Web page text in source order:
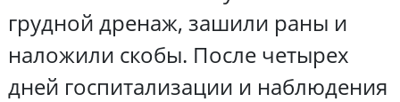
грудной дренаж, зашили раны и
наложили скобы. После четырех
дней госпитализации и наблюдения